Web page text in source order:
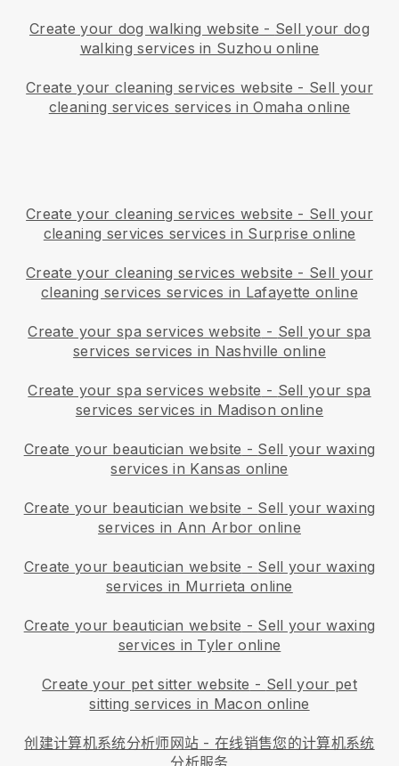
Create your dog walking website - Sell your dog
walking services in Suzhou online
Create your cleaning services website - Sell your
cleaning services services in Omaha online
Create your cleaning services website - Sell your
cleaning services services in Surprise online
Create your cleaning services website - Sell your
cleaning services services in Lafayette online
Create your spa services website - Sell your spa
services services in Nashville online
Create your spa services website - Sell your spa
services services in Madison online
Create your beautician website - Sell your waxing
services in Kansas online
Create your beautician website - Sell your waxing
services in Ann Arbor online
Create your beautician website - Sell your waxing
services in Murrieta online
Create your beautician website - Sell your waxing
services in Tyler online
Create your pet sitter website - Sell your pet
sitting services in Macon online
创建计算机系统分析师网站 -在线销售您的计算机系统
分析服务